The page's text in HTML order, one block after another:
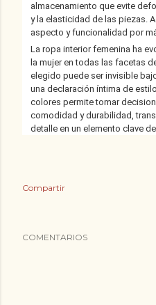
almacenamiento que evite
y la elasticidad de las piezas.
aspecto y funcionalidad por
La ropa interior femenina ha
la mujer en todas las facetas
elegido puede ser invisible
una declaración íntima de
colores permite tomar
comodidad y durabilidad,
detalle en un elemento clave
Compartir
COMENTARIOS